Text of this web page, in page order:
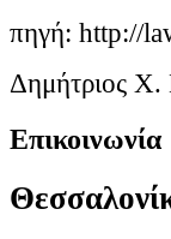
πηγή: http://
Δημήτριος Χ.
Επικοινωνία